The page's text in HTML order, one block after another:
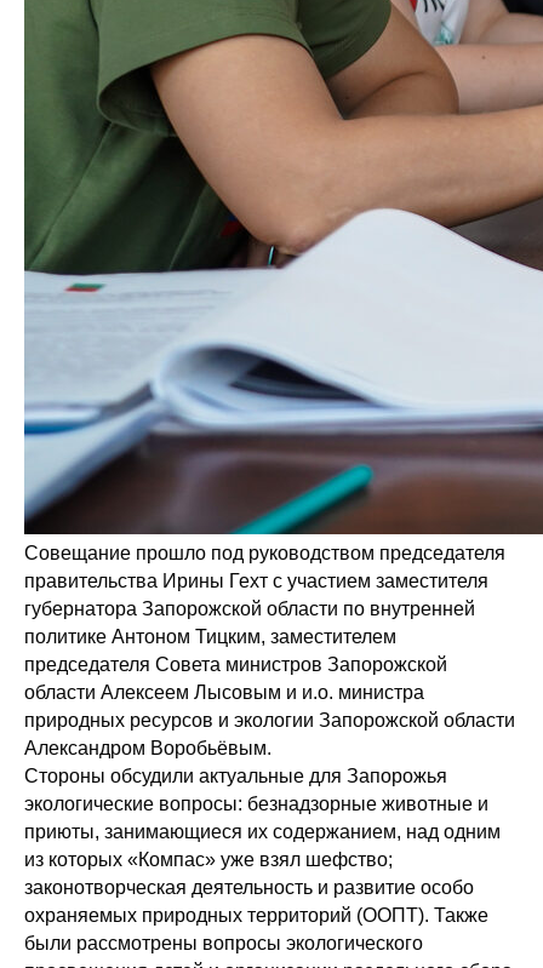
Совещание прошло под руководством председателя
правительства Ирины Гехт с участием заместителя
губернатора Запорожской области по внутренней
политике Антоном Тицким, заместителем
председателя Совета министров Запорожской
области Алексеем Лысовым и и.о. министра
природных ресурсов и экологии Запорожской области
Александром Воробьёвым.
Стороны обсудили актуальные для Запорожья
экологические вопросы: безнадзорные животные и
приюты, занимающиеся их содержанием, над одним
из которых «Компас» уже взял шефство;
законотворческая деятельность и развитие особо
охраняемых природных территорий (ООПТ). Также
были рассмотрены вопросы экологического